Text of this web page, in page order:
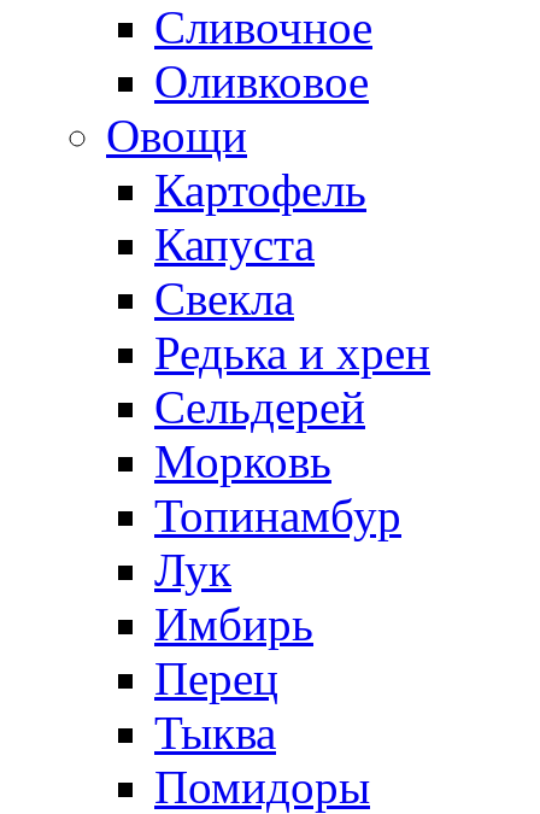
Сливочное
Оливковое
Овощи
Картофель
Капуста
Свекла
Редька и хрен
Сельдерей
Морковь
Топинамбур
Лук
Имбирь
Перец
Тыква
Помидоры